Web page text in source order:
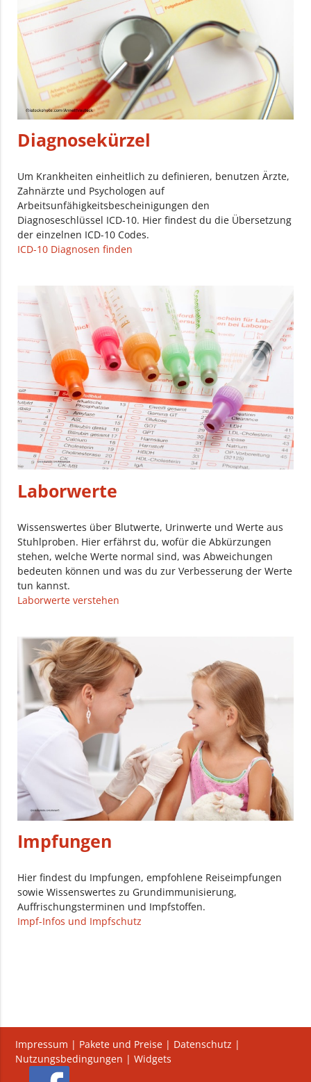
Diagnosekürzel
Um Krankheiten einheitlich zu definieren, benutzen Ärzte,
Zahnärzte und Psychologen auf
Arbeitsunfähigkeitsbescheinigungen den
Diagnoseschlüssel ICD-10. Hier findest du die Übersetzung
der einzelnen ICD-10 Codes.
ICD-10 Diagnosen finden
Laborwerte
Wissenswertes über Blutwerte, Urinwerte und Werte aus
Stuhlproben. Hier erfährst du, wofür die Abkürzungen
stehen, welche Werte normal sind, was Abweichungen
bedeuten können und was du zur Verbesserung der Werte
tun kannst.
Laborwerte verstehen
Impfungen
Hier findest du Impfungen, empfohlene Reiseimpfungen
sowie Wissenswertes zu Grundimmunisierung,
Auffrischungsterminen und Impfstoffen.
Impf-Infos und Impfschutz
Impressum | Pakete und Preise | Datenschutz |
Nutzungsbedingungen |Widgets